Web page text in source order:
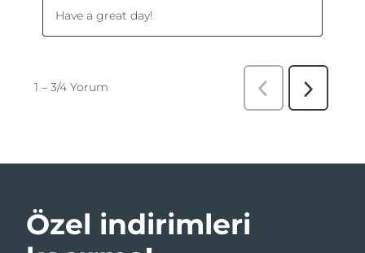
Özel indirimleri